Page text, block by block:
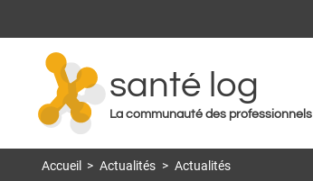
santé log
La communauté des
Accueil > Actualités > Actualités